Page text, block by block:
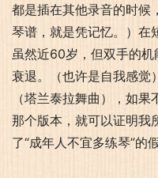
都是插在其他录音的时候
琴谱，就是凭记忆。）在
虽然近60岁，但双手的
衰退。（也许是自我感觉
（塔兰泰拉舞曲），如
那个版本，就可以证明我
了“成年人不宜多练琴”的假